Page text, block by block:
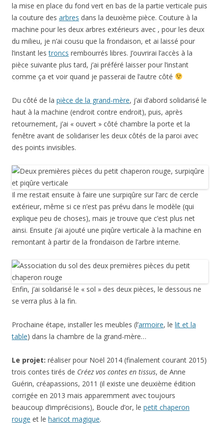
la mise en place du fond vert en bas de la partie verticale puis
la couture des arbres dans la deuxième pièce. Couture à la
machine pour les deux arbres extérieurs avec , pour les deux
du milieu, je n’ai cousu que la frondaison, et ai laissé pour
l’instant lestroncs rembourrés libres. J’ouvrirai l’accès à la
pièce suivante plus tard, j’ai préféré laisser pour l’instant
comme ça et voir quand je passerai de l’autre côté
Du côté de la pièce de la grand-mère, j’ai d’abord solidarisé le
haut à la machine (endroit contre endroit), puis, après
retournement, j’ai « ouvert » côté chambre la porte et la
fenêtre avant de solidariser les deux côtés de la paroi avec
des points invisibles.
Il me restait ensuite à faire une surpiqûre sur l’arc de cercle
extérieur, même si ce n’est pas prévu dans le modèle (qui
explique peu de choses), mais je trouve que c’est plus net
ainsi. Ensuite j’ai ajouté une piqûre verticale à la machine en
remontant à partir de la frondaison de l’arbre interne.
Enfin, j’ai solidarisé le « sol » des deux pièces, le dessous ne
se verra plus à la fin.
Prochaine étape, installer les meubles (l’armoire, le lit et la
table) dans la chambre de la grand-mère…
Le projet: réaliser pour Noël 2014 (finalement courant 2015)
trois contes tirés de Créez vos contes en tissus, de Anne
Guérin, créapassions, 2011 (il existe une deuxième édition
corrigée en 2013 mais apparemment avec toujours
beaucoup d’imprécisions), Boucle d’or, le petit chaperon
rouge et le haricot magique.